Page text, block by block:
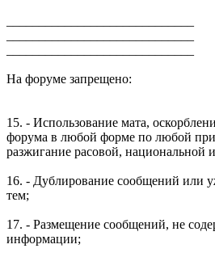
На форуме запрещено:
15. - Использование мата,
форума в любой форме по любой
разжигание расовой, национальной
16. - Дублирование сообщений или
тем;
17. - Размещение сообщений, не
информации;